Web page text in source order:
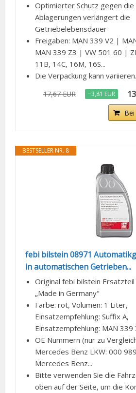
Optimierter Schutz gegen die
Ablagerungen verlängert die
Getriebelebensdauer
Freigaben: MAN 339 V2 |
MAN 339 Z3 | VW 501 60 |
11B, 14C, 16M, 16S...
Die Verpackung kann variieren.
17,67 EUR −3,81 EUR
BESTSELLER NR. 8
febi bilstein 08971
in automatischen Getrieben...
Original febi bilstein Ersatzteil
„Made in Germany"
Farbe: rot, Volumen: 1 Liter,
Einsatzempfehlung: Suffix A,
Einsatzempfehlung: MAN 339
OE Nummern (nur zu
Mercedes Benz LKW: 000
Mercedes Benz...
Bitte verwenden Sie die
oben auf der Seite, um die